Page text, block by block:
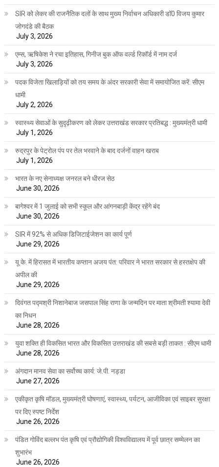
SIR को लेकर की राजनैतिक दलों के साथ मुख्य निर्वाचन अधिकारी डॉ0 विजय कुमार
जोगदंडे की बैठक
July 3, 2026
एम्स, ऋषिकेश ने रचा इतिहास, गिनीज बुक ऑफ वर्ल्ड रिकॉर्ड में नाम दर्ज
July 3, 2026
पदक विजेता खिलाड़ियों को तय समय के अंदर सरकारी सेवा में समायोजित करें: सीएम
धामी
July 2, 2026
स्वास्थ्य सेवाओं के सुदृढ़ीकरण को लेकर उत्तराखंड सरकार प्रतिबद्ध : मुख्यमंत्री धामी
July 1, 2026
रुद्रपुर के पेट्रोल पंप पर तेल भरवाने के बाद दर्जनों वाहन खराब
July 1, 2026
भारत के नए सेनाध्यक्ष जनरल बने धीरज सेठ
June 30, 2026
बागेश्वर में 1 जुलाई को सभी स्कूल और आंगनबाड़ी केंद्र रहेंगे बंद
June 30, 2026
SIR में 92% से अधिक डिजिटाईजेशन का कार्य पूर्ण
June 29, 2026
यू.के. में हिरासत में भारतीय कप्तान अजय पंत: परिवार ने भारत सरकार से हस्तक्षेप की
अपील की
June 29, 2026
दिवंगत पद्मश्री निशानेबाज जसपाल सिंह राणा के जन्मदिन पर माता श्रीमती श्यामा देवी
का निधन
June 28, 2026
युवा शक्ति ही विकसित भारत और विकसित उत्तराखंड की सबसे बड़ी ताकत : सीएम धामी
June 28, 2026
अंगदान मानव सेवा का सर्वोच्च कार्य: जे.पी. नड्डा
June 27, 2026
एकीकृत कृषि मॉडल, मुख्यमंत्री घोषणाएं, स्वास्थ्य, पर्यटन, आजीविका एवं साइबर सुरक्षा
पर दिए स्पष्ट निर्देश
June 26, 2026
पंडित गोविंद बल्लभ पंत कृषि एवं प्रौद्योगिकी विश्वविद्यालय में पूर्व छात्र सम्मेलन का
शुभारंभ
June 26, 2026